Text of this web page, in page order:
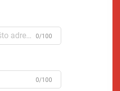
0/100
0/100